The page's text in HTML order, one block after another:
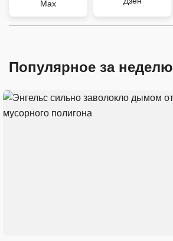
Max
Популярное за неделю